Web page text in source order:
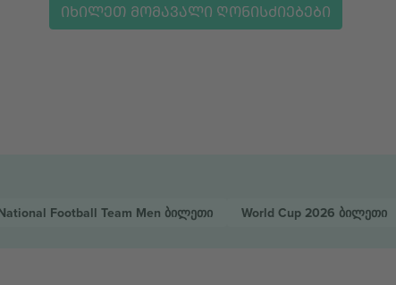
ᲘᲮᲘᲚᲔᲗ ᲛᲝᲛᲐᲕᲐᲚᲘ ᲦᲝᲜᲘᲡᲫᲘᲔᲑᲔᲑᲘ
Football Team Men ბილეთი World Cup 2026 ბილეთი